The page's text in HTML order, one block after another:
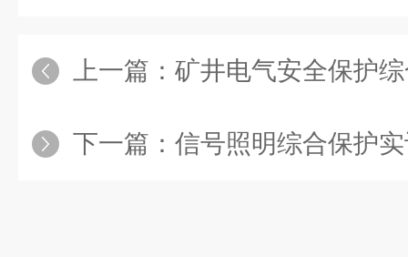
上一篇： 矿井电气安全保护
下一篇： 信号照明综合保护